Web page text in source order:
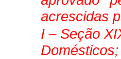
acrescidas
I – Seção
Domésticos;